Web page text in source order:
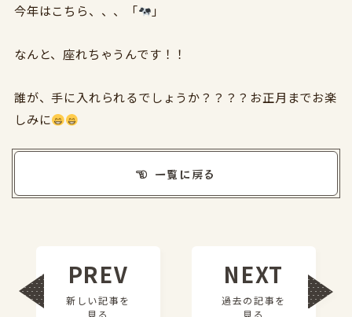
今年はこちら、、、「 」
なんと、座れちゃうんです！！
誰が、手に入れられるでしょうか？？？？お正月までお楽
しみに
一覧に戻る
PREV
新しい記事を
見る
NEXT
過去の記事を
見る